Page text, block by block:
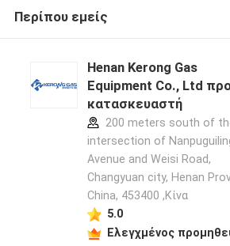
Περίπου εμείς
Henan Kerong Gas
Equipment Co., Ltd
κατασκευαστή
200 meters south of
intersection of
Avenue and Weisi Road,
Changyuan city, Henan
China, 453400 ,Κίνα
5.0
Ελεγχμένος